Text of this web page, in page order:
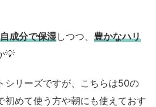
成分で保湿しつつ、 豊かなハリ
💡
シリーズですが、こちらは50の
初めて使う方や朝にも使えておす